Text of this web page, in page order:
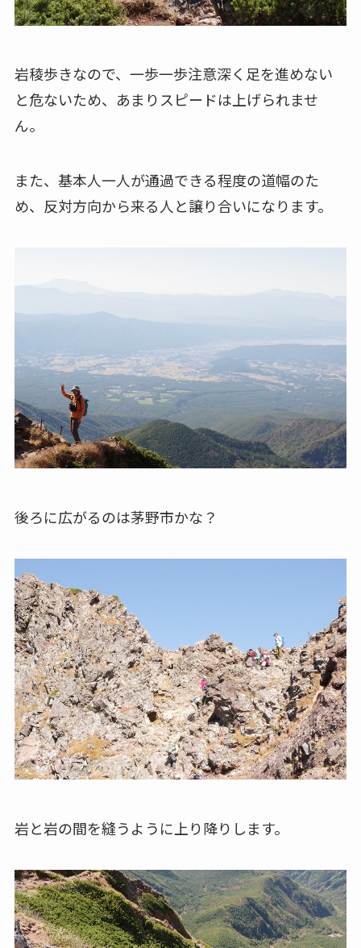
岩稜歩きなので、一歩一歩注意深く足を進めない
と危ないため、あまりスピードは上げられませ
ん。
また、基本人一人が通過できる程度の道幅のた
め、反対方向から来る人と譲り合いになります。
後ろに広がるのは茅野市かな？
岩と岩の間を縫うように上り降りします。